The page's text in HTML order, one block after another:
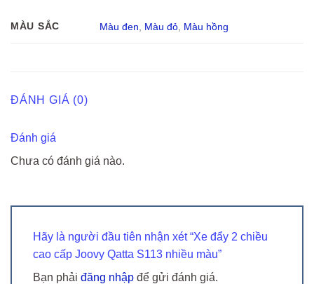
MÀU SẮC Màu đen, Màu đỏ, Màu hồng
ĐÁNH GIÁ (0)
Đánh giá
Chưa có đánh giá nào.
Hãy là người đầu tiên nhận xét “Xe đẩy 2 chiều
cao cấp Joovy Qatta S113 nhiều màu”
Bạn phải đăng nhập để gửi đánh giá.